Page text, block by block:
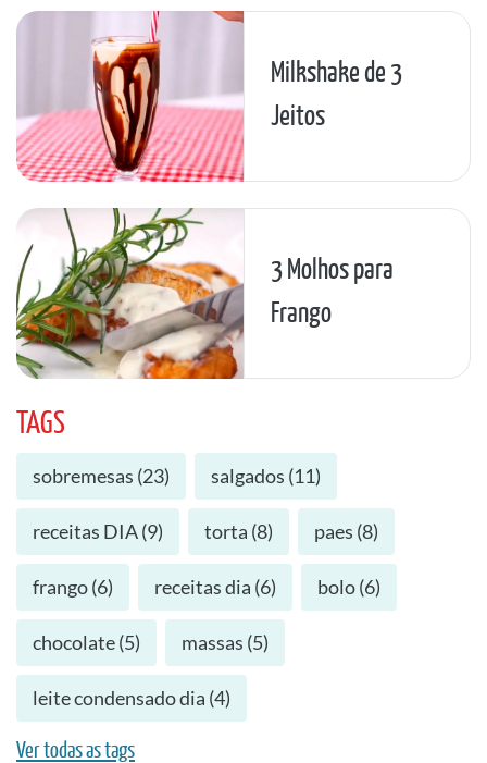
Milkshake de 3
Jeitos
3 Molhos para
Frango
TAGS
sobremesas (23) salgados (11)
receitas DIA(9) torta (8) paes (8)
frango(6) receitas dia (6) bolo(6)
chocolate(5) massas (5)
leite condensado dia (4)
Ver todas as tags